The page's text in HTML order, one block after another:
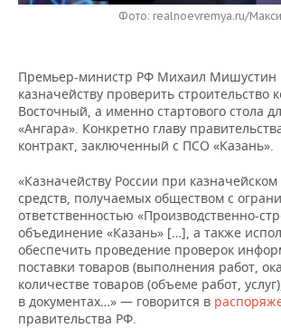
УСЛУГИ
МЕДИА
ВЫЕЗДНАЯ РЕДАКЦИЯ
ONLINE-КОНФЕРЕНЦИИ
ОТКРЫТАЯ ЛЕКЦИЯ
НОВОСТИ СПОРТА
ХОККЕЙ
БАСКЕТБОЛ
ВОЛЕЙБОЛ
КИБЕРСПОРТ
ФИГУРНОЕ КАТАНИЕ
ВОДНЫЕ ВИДЫ СПОРТА
ВЛАСТЬ
ИНФРАСТРУКТУРА
ИСТОРИЯ
КУЛЬТУРА
МЕДИЦИНА
ОБРАЗОВАНИЕ
СЮЖЕТЫ
СПРАВОЧНИК
СПИСОК ПЕРСОН
СПИСОК КОМПАНИЙ
ПОЛНАЯ ВЕРСИЯ
Фото: realnoevremya.ru/
Премьер-министр РФ Михаил Мишустин
казначейству проверить строительство
Восточный, а именно стартового стола
«Ангара». Конкретно главу
контракт, заключенный с ПСО «Казань».
«Казначейству России при
средств, получаемых обществом с
ответственностью «Производственно-
объединение «Казань» […], а также
обеспечить проведение проверок
поставки товаров (выполнения работ,
количестве товаров (объеме работ,
в документах…» — говорится в
правительства РФ.